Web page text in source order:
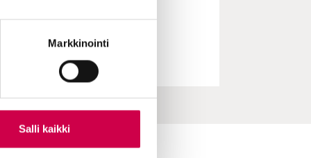
Markkinointi
Salli kaikki